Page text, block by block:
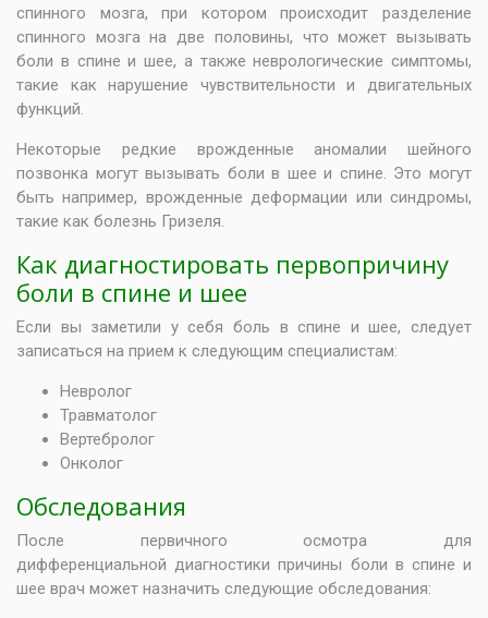
спинного мозга, при котором происходит разделение
спинного мозга на две половины, что может вызывать
боли в спине и шее, а также неврологические симптомы,
такие как нарушение чувствительности и двигательных
функций.
Некоторые редкие врожденные аномалии шейного
позвонка могут вызывать боли в шее и спине. Это могут
быть например, врожденные деформации или синдромы,
такие как болезнь Гризеля.
Как диагностировать первопричину
боли в спине и шее
Если вы заметили у себя боль в спине и шее, следует
записаться на прием к следующим специалистам:
Невролог
Травматолог
Вертебролог
Онколог
Обследования
После первичного осмотра для
дифференциальной диагностики причины боли в спине и
шее врач может назначить следующие обследования: